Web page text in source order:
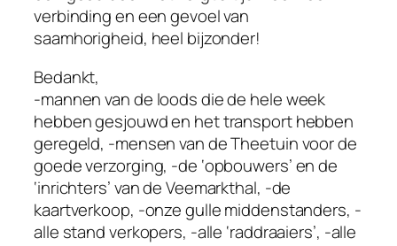
verbinding en een gevoel van
saamhorigheid, heel bijzonder!
Bedankt,
-mannen van de loods die de hele week
hebben gesjouwd en het transport hebben
geregeld, -mensen van de Theetuin voor de
goede verzorging, -de ‘opbouwers’ en de
‘inrichters’ van de Veemarkthal, -de
kaartverkoop, -onze gulle middenstanders, -
alle stand verkopers, -alle ‘raddraaiers’, -alle